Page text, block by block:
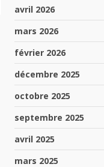
avril 2026
mars 2026
février 2026
décembre 2025
octobre 2025
septembre 2025
avril 2025
mars 2025